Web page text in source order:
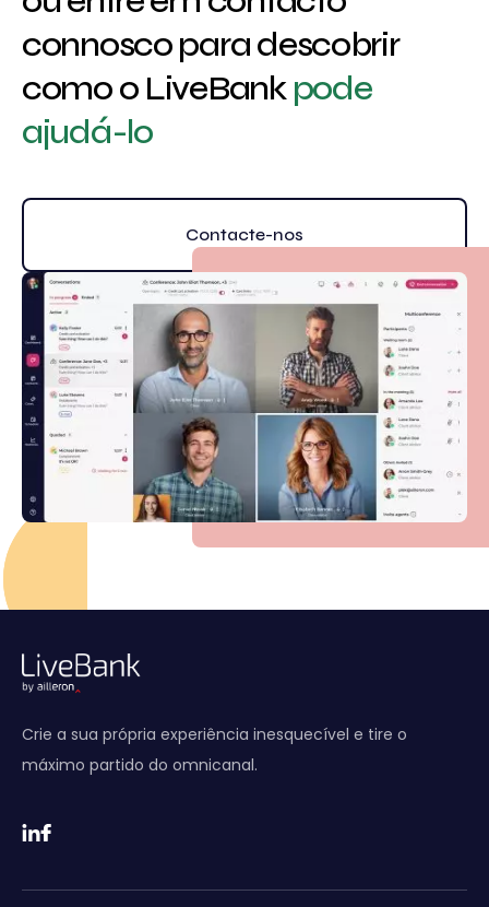
connosco para descobrir
como o LiveBankpode
ajudá-lo
Contacte-nos
Crie a sua própria experiência inesquecível e tire o
máximo partido do omnicanal.